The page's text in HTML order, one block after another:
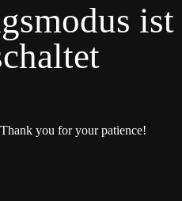
ist
you for your patience!